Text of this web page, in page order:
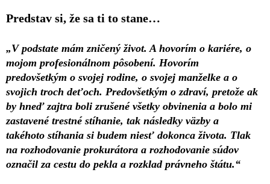
Predstav si, že sa ti to stane…
„V podstate mám zničený život. A hovorím o kariére, o
mojom profesionálnom pôsobení. Hovorím
predovšetkým o svojej rodine, o svojej manželke a o
svojich troch deťoch. Predovšetkým o zdraví, pretože ak
by hneď zajtra boli zrušené všetky obvinenia a bolo mi
zastavené trestné stíhanie, tak následky väzby a
takéhoto stíhania si budem niesť dokonca života. Tlak
na rozhodovanie prokurátora a rozhodovanie súdov
označil za cestu do pekla a rozklad právneho štátu.“